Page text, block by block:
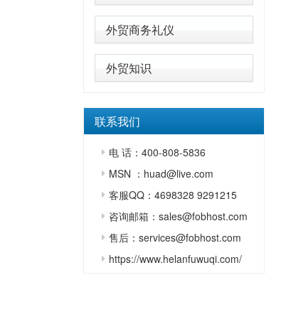
外贸商务礼仪
外贸知识
联系我们
电 话：400-808-5836
MSN ：huad@live.com
客服QQ：4698328 9291215
咨询邮箱：sales@fobhost.com
售后：services@fobhost.com
https://www.helanfuwuqi.com/